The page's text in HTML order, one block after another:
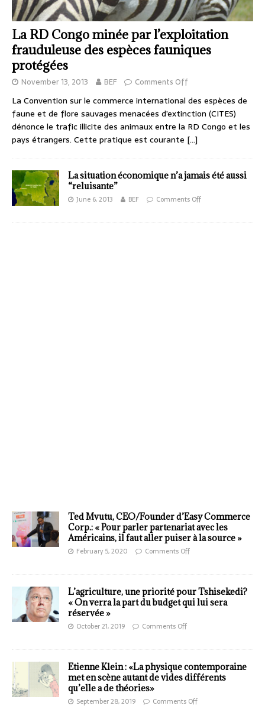
La RD Congo minée par l’exploitation
frauduleuse des espèces fauniques
protégées
November 13, 2013 BEF Comments Off
La Convention sur le commerce international des espèces de
faune et de flore sauvages menacées d’extinction (CITES)
dénonce le trafic illicite des animaux entre la RD Congo et les
pays étrangers. Cette pratique est courante […]
La situation économique n’a jamais été aussi
“reluisante”
June 6, 2013 BEF Comments Off
Ted Mvutu, CEO/Founder d’Easy Commerce
Corp.: « Pour parler partenariat avec les
Américains, il faut aller puiser à la source »
February 5, 2020 Comments Off
L’agriculture, une priorité pour Tshisekedi?
« On verra la part du budget qui lui sera
réservée »
October 21, 2019 Comments Off
Etienne Klein : «La physique contemporaine
met en scène autant de vides différents
qu’elle a de théories»
September 28, 2019 Comments Off